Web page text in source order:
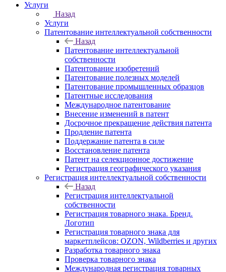
Услуги
Назад
Услуги
Патентование интеллектуальной собственности
Назад
Патентование интеллектуальной
собственности
Патентование изобретений
Патентование полезных моделей
Патентование промышленных образцов
Патентные исследования
Международное патентование
Внесение изменений в патент
Досрочное прекращение действия патента
Продление патента
Поддержание патента в силе
Восстановление патента
Патент на селекционное достижение
Регистрация географического указания
Регистрация интеллектуальной собственности
Назад
Регистрация интеллектуальной
собственности
Регистрация товарного знака. Бренд.
Логотип
Регистрация товарного знака для
маркетплейсов: OZON, Wildberries и других
Разработка товарного знака
Проверка товарного знака
Международная регистрация товарных